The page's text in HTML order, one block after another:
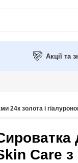
Акції та
24к золота і
Care з